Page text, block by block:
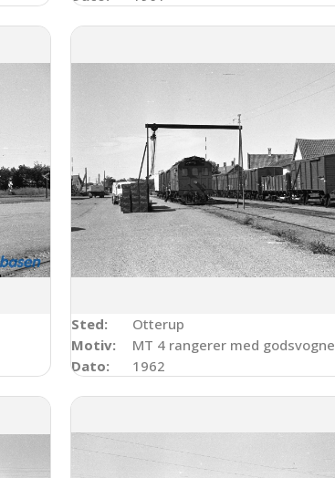
Sted:
Otterup
Motiv:
MT 4 rangerer med godsvogne
Dato:
1962